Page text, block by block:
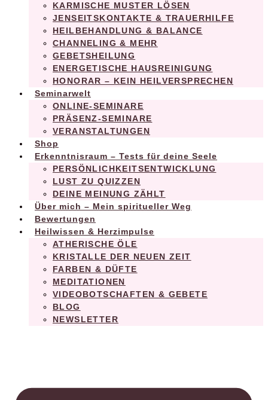
KARMISCHE MUSTER LÖSEN
JENSEITSKONTAKTE & TRAUERHILFE
HEILBEHANDLUNG & BALANCE
CHANNELING & MEHR
GEBETSHEILUNG
ENERGETISCHE HAUSREINIGUNG
HONORAR – KEIN HEILVERSPRECHEN
Seminarwelt
ONLINE-SEMINARE
PRÄSENZ-SEMINARE
VERANSTALTUNGEN
Shop
Erkenntnisraum – Tests für deine Seele
PERSÖNLICHKEITSENTWICKLUNG
LUST ZU QUIZZEN
DEINE MEINUNG ZÄHLT
Über mich – Mein spiritueller Weg
Bewertungen
Heilwissen & Herzimpulse
ATHERISCHE ÖLE
KRISTALLE DER NEUEN ZEIT
FARBEN & DÜFTE
MEDITATIONEN
VIDEOBOTSCHAFTEN & GEBETE
BLOG
NEWSLETTER